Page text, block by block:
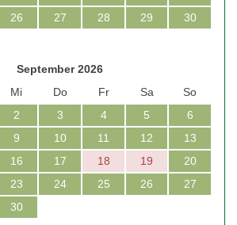
26 27 28 29
30
September 2026
Mi Do Fr Sa
So
2 3 4 5
6
9 10 11 12
13
16 17 18 19
20
23 24 25 26
27
30